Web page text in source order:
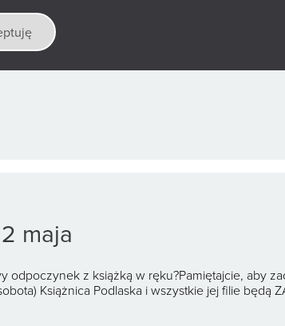
Bagiński: Spotkanie gigantów w Białymstoku!
maja
odpoczynek z książką w ręku?Pamiętajcie, aby
Książnica Podlaska i wszystkie jej filie będą